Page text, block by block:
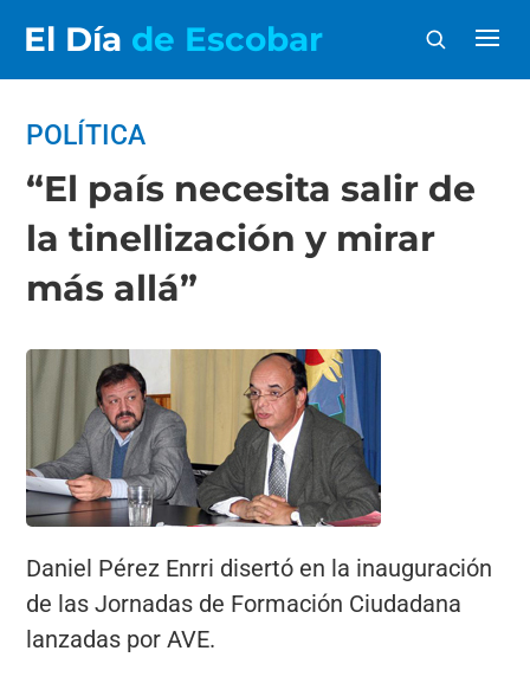
El Día de Escobar
POLÍTICA
“El país necesita salir de
la tinellización y mirar
más allá”
Daniel Pérez Enrri disertó en la inauguración
de las Jornadas de Formación Ciudadana
lanzadas por AVE.